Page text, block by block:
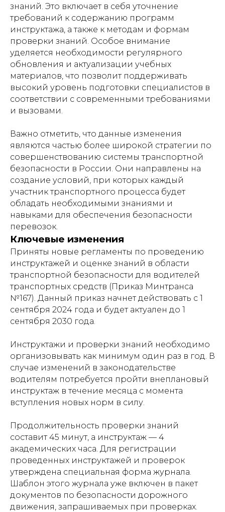
знаний. Это включает в себя уточнение
требований к содержанию программ
инструктажа, а также к методам и формам
проверки знаний. Особое внимание
уделяется необходимости регулярного
обновления и актуализации учебных
материалов, что позволит поддерживать
высокий уровень подготовки специалистов в
соответствии с современными требованиями
и вызовами.
Важно отметить, что данные изменения
являются частью более широкой стратегии по
совершенствованию системы транспортной
безопасности в России. Они направлены на
создание условий, при которых каждый
участник транспортного процесса будет
обладать необходимыми знаниями и
навыками для обеспечения безопасности
перевозок.
Ключевые изменения
Приняты новые регламенты по проведению
инструктажей и оценке знаний в области
транспортной безопасности для водителей
транспортных средств (Приказ Минтранса
№167). Данный приказ начнет действовать с 1
сентября 2024 года и будет актуален до 1
сентября 2030 года.
Инструктажи и проверки знаний необходимо
организовывать как минимум один раз в год. В
случае изменений в законодательстве
водителям потребуется пройти внеплановый
инструктаж в течение месяца с момента
вступления новых норм в силу.
Продолжительность проверки знаний
составит 45 минут, а инструктаж — 4
академических часа. Для регистрации
проведенных инструктажей и проверок
утверждена специальная форма журнала.
Шаблон этого журнала уже включен в пакет
документов по безопасности дорожного
движения, запрашиваемых при проверках.